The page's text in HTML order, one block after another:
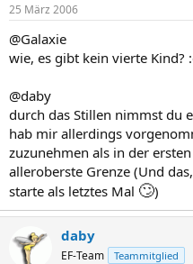
25 März 2006
@Galaxie
wie, es gibt kein vierte Kind?
@daby
durch das Stillen nimmst du
hab mir allerdings
zuzunehmen als in der
alleroberste Grenze (Und
starte als letztes Mal 🙄)
daby
EF-Team Teammitglied